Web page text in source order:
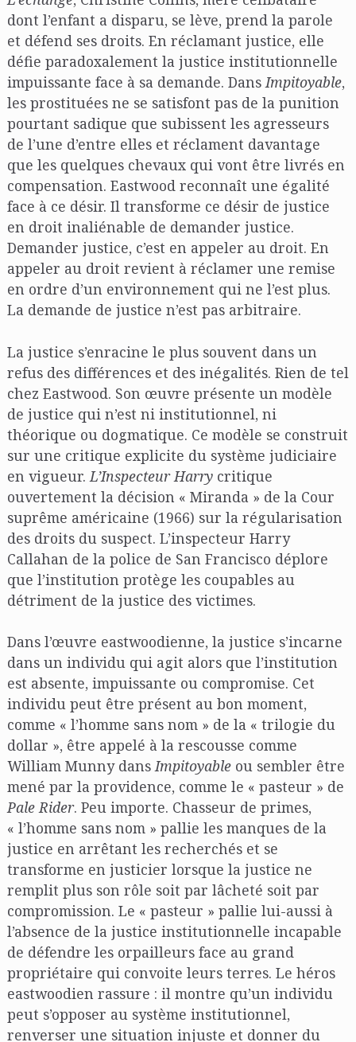
dont l’enfant a disparu, se lève, prend la parole
et défend ses droits. En réclamant justice, elle
défie paradoxalement la justice institutionnelle
impuissante face à sa demande. DansImpitoyable,
les prostituées ne se satisfont pas de la punition
pourtant sadique que subissent les agresseurs
de l’une d’entre elles et réclament davantage
que les quelques chevaux qui vont être livrés en
compensation. Eastwood reconnaît une égalité
face à ce désir. Il transforme ce désir de justice
en droit inaliénable de demander justice.
Demander justice, c’est en appeler au droit. En
appeler au droit revient à réclamer une remise
en ordre d’un environnement qui ne l’est plus.
La demande de justice n’est pas arbitraire.
La justice s’enracine le plus souvent dans un
refus des différences et des inégalités. Rien de tel
chez Eastwood. Son œuvre présente un modèle
de justice qui n’est ni institutionnel, ni
théorique ou dogmatique. Ce modèle se construit
sur une critique explicite du système judiciaire
en vigueur. L’Inspecteur Harrycritique
ouvertement la décision « Miranda » de la Cour
suprême américaine (1966) sur la régularisation
des droits du suspect. L’inspecteur Harry
Callahan de la police de San Francisco déplore
que l’institution protège les coupables au
détriment de la justice des victimes.
Dans l’œuvre eastwoodienne, la justice s’incarne
dans un individu qui agit alors que l’institution
est absente, impuissante ou compromise. Cet
individu peut être présent au bon moment,
comme « l’homme sans nom » de la « trilogie du
dollar », être appelé à la rescousse comme
William Munny dansImpitoyableou sembler être
mené par la providence, comme le « pasteur » de
Pale Rider. Peu importe. Chasseur de primes,
« l’homme sans nom » pallie les manques de la
justice en arrêtant les recherchés et se
transforme en justicier lorsque la justice ne
remplit plus son rôle soit par lâcheté soit par
compromission. Le « pasteur » pallie lui-aussi à
l’absence de la justice institutionnelle incapable
de défendre les orpailleurs face au grand
propriétaire qui convoite leurs terres. Le héros
eastwoodien rassure : il montre qu’un individu
peut s’opposer au système institutionnel,
renverser une situation injuste et donner du